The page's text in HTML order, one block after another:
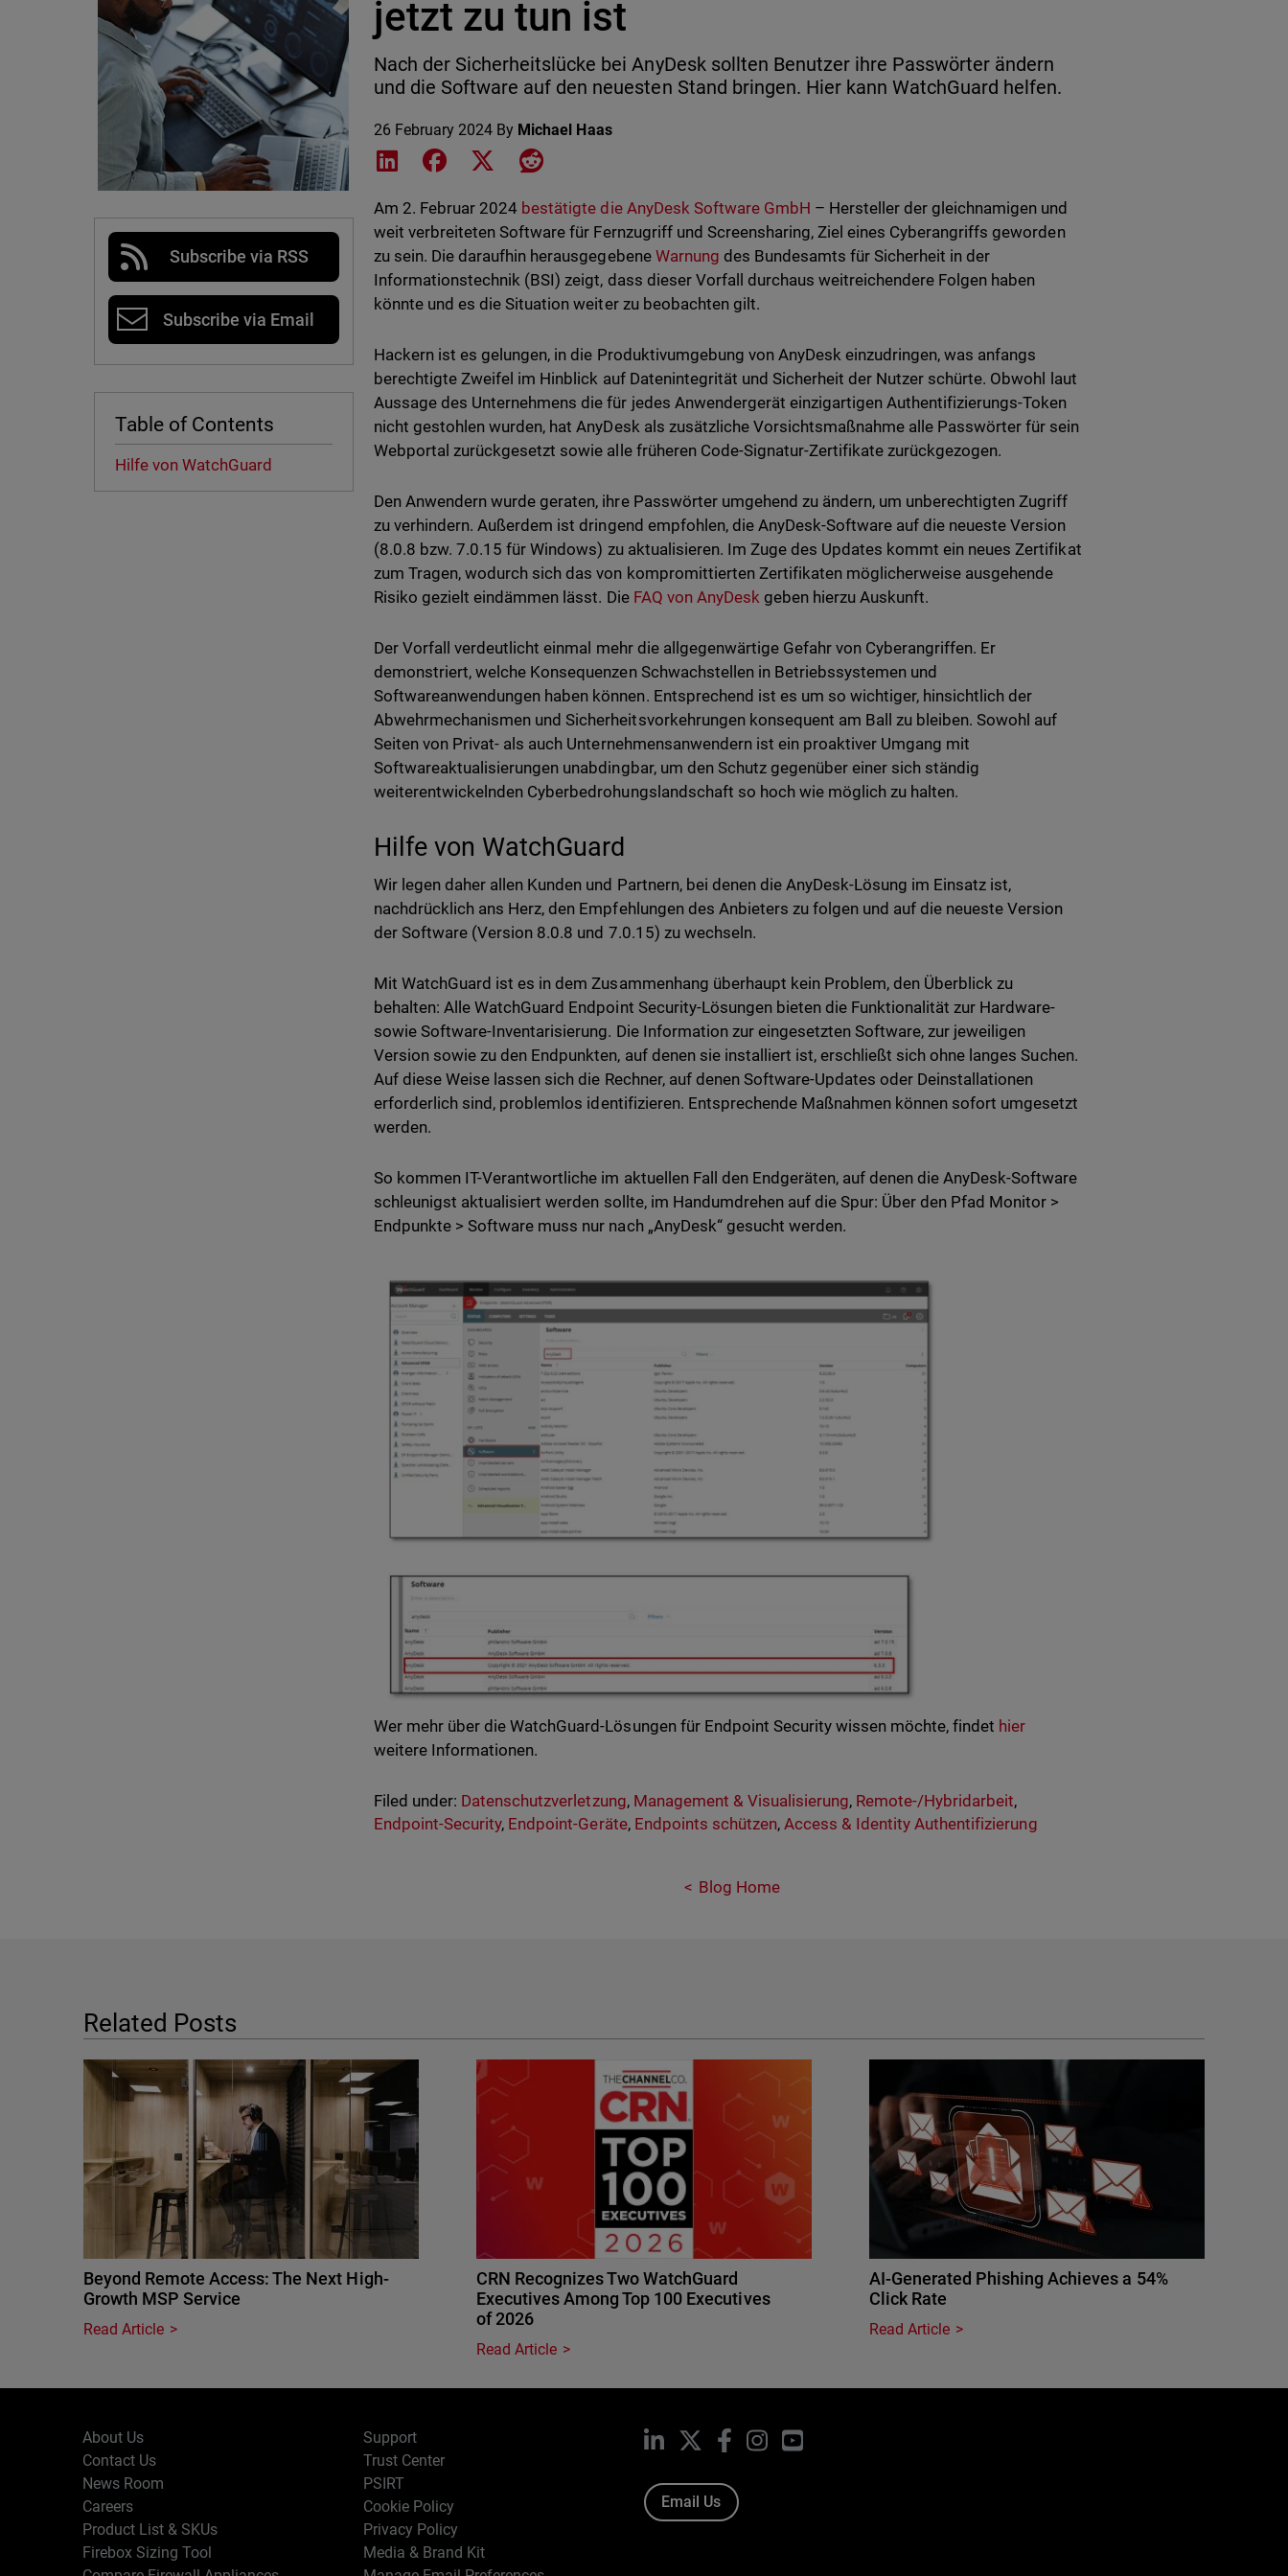
Subscribe via RSS
Subscribe via Email
Table of Contents
Hilfe von WatchGuard
jetzt zu tun ist
Nach der Sicherheitslücke bei AnyDesk sollten Benutzer ihre Passwörter ändern
und die Software auf den neuesten Stand bringen. Hier kann WatchGuard helfen.
26 February 2024 By Michael Haas
Share on LinkedIn
Share on Facebook
Share on XShare on Reddit
Am 2. Februar 2024 bestätigte die AnyDesk Software GmbH – Hersteller der gleichnamigen und
weit verbreiteten Software für Fernzugriff und Screensharing, Ziel eines Cyberangriffs geworden
zu sein. Die daraufhin herausgegebene Warnung des Bundesamts für Sicherheit in der
Informationstechnik (BSI) zeigt, dass dieser Vorfall durchaus weitreichendere Folgen haben
könnte und es die Situation weiter zu beobachten gilt.
Hackern ist es gelungen, in die Produktivumgebung von AnyDesk einzudringen, was anfangs
berechtigte Zweifel im Hinblick auf Datenintegrität und Sicherheit der Nutzer schürte. Obwohl laut
Aussage des Unternehmens die für jedes Anwendergerät einzigartigen Authentifizierungs-Token
nicht gestohlen wurden, hat AnyDesk als zusätzliche Vorsichtsmaßnahme alle Passwörter für sein
Webportal zurückgesetzt sowie alle früheren Code-Signatur-Zertifikate zurückgezogen.
Den Anwendern wurde geraten, ihre Passwörter umgehend zu ändern, um unberechtigten Zugriff
zu verhindern. Außerdem ist dringend empfohlen, die AnyDesk-Software auf die neueste Version
(8.0.8 bzw. 7.0.15 für Windows) zu aktualisieren. Im Zuge des Updates kommt ein neues Zertifikat
zum Tragen, wodurch sich das von kompromittierten Zertifikaten möglicherweise ausgehende
Risiko gezielt eindämmen lässt. Die FAQ von AnyDeskgeben hierzu Auskunft.
Der Vorfall verdeutlicht einmal mehr die allgegenwärtige Gefahr von Cyberangriffen. Er
demonstriert, welche Konsequenzen Schwachstellen in Betriebssystemen und
Softwareanwendungen haben können. Entsprechend ist es um so wichtiger, hinsichtlich der
Abwehrmechanismen und Sicherheitsvorkehrungen konsequent am Ball zu bleiben. Sowohl auf
Seiten von Privat- als auch Unternehmensanwendern ist ein proaktiver Umgang mit
Softwareaktualisierungen unabdingbar, um den Schutz gegenüber einer sich ständig
weiterentwickelnden Cyberbedrohungslandschaft so hoch wie möglich zu halten.
Hilfe von WatchGuard
Wir legen daher allen Kunden und Partnern, bei denen die AnyDesk-Lösung im Einsatz ist,
nachdrücklich ans Herz, den Empfehlungen des Anbieters zu folgen und auf die neueste Version
der Software (Version 8.0.8 und 7.0.15) zu wechseln.
Mit WatchGuard ist es in dem Zusammenhang überhaupt kein Problem, den Überblick zu
behalten: Alle WatchGuard Endpoint Security-Lösungen bieten die Funktionalität zur Hardware-
sowie Software-Inventarisierung. Die Information zur eingesetzten Software, zur jeweiligen
Version sowie zu den Endpunkten, auf denen sie installiert ist, erschließt sich ohne langes Suchen.
Auf diese Weise lassen sich die Rechner, auf denen Software-Updates oder Deinstallationen
erforderlich sind, problemlos identifizieren. Entsprechende Maßnahmen können sofort umgesetzt
werden.
So kommen IT-Verantwortliche im aktuellen Fall den Endgeräten, auf denen die AnyDesk-Software
schleunigst aktualisiert werden sollte, im Handumdrehen auf die Spur: Über den Pfad Monitor >
Endpunkte > Software muss nur nach „AnyDesk“ gesucht werden.
Wer mehr über die WatchGuard-Lösungen für Endpoint Security wissen möchte, findet hier
weitere Informationen.
Filed under: Datenschutzverletzung, Management & Visualisierung, Remote-/Hybridarbeit,
Endpoint-Security, Endpoint-Geräte, Endpoints schützen, Access & Identity Authentifizierung
Blog Home
Related Posts
Beyond Remote Access: The Next High-
Growth MSP Service
Read Article
CRN Recognizes Two WatchGuard
Executives Among Top 100 Executives
of 2026
Read Article
AI-Generated Phishing Achieves a 54%
Click Rate
Read Article
About Us
Contact Us
News Room
Careers
Product List & SKUs
Firebox Sizing Tool
Support
Trust Center
PSIRT
Cookie Policy
Privacy Policy
Media & Brand Kit
LinkedIn Facebook
InstagramYouTube
Email Us